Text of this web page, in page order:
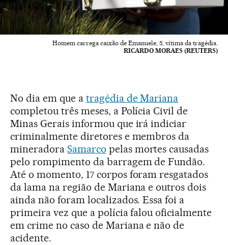
Homem carrega caixão de Emanuele, 5, vítima da tragédia.
RICARDO MORAES (REUTERS)
No dia em que a tragédia de Mariana
completou três meses, a Polícia Civil de
Minas Gerais informou que irá indiciar
criminalmente diretores e membros da
mineradora Samarco pelas mortes causadas
pelo rompimento da barragem de Fundão.
Até o momento, 17 corpos foram resgatados
da lama na região de Mariana e outros dois
ainda não foram localizados. Essa foi a
primeira vez que a polícia falou oficialmente
em crime no caso de Mariana e não de
acidente.